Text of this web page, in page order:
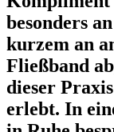
besonders
kurzem an
Fließband
dieser
erlebt. In